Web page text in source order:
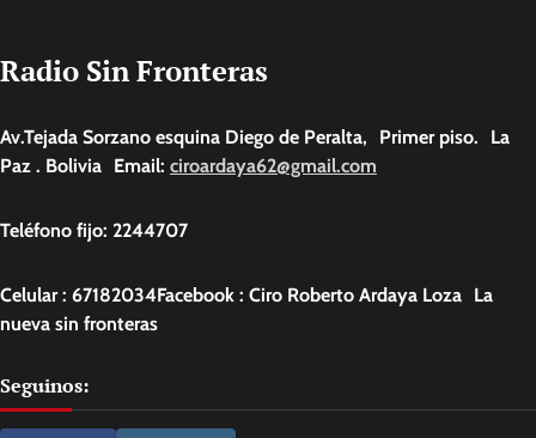
Radio Sin Fronteras
Av.Tejada Sorzano esquina Diego de Peralta, Primer piso. La
Paz . Bolivia Email: ciroardaya62@gmail.com
Teléfono fijo: 2244707
Celular : 67182034Facebook : Ciro Roberto Ardaya Loza La
nueva sin fronteras
Seguinos: